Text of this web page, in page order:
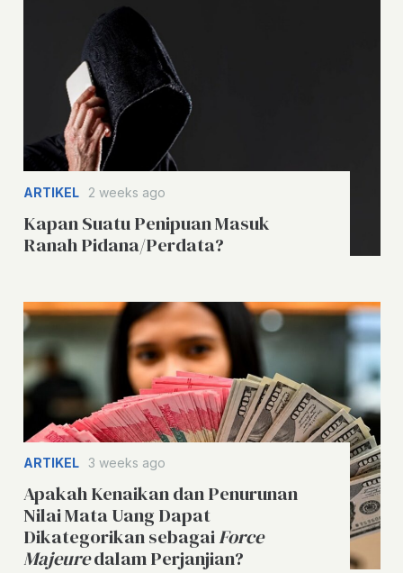
ARTIKEL 2 weeks ago
Kapan Suatu Penipuan Masuk
Ranah Pidana/Perdata?
ARTIKEL 3 weeks ago
Apakah Kenaikan dan Penurunan
Nilai Mata Uang Dapat
Dikategorikan sebagaiForce
Majeuredalam Perjanjian?